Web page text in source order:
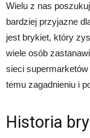
Wielu z nas
bardziej przyjazne
jest brykiet, który
wiele osób
sieci
temu zagadnieniu i
Historia